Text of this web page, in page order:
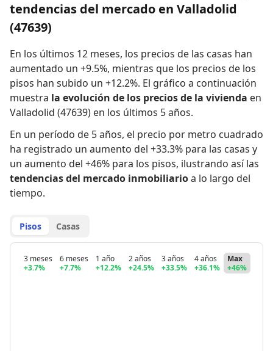
tendencias del mercado en Valladolid
(47639)
En los últimos 12 meses, los precios de las casas han
aumentado un +9.5%, mientras que los precios de los
pisos han subido un +12.2%. El gráfico a continuación
muestra la evolución de los precios de la vivienda en
Valladolid (47639) en los últimos 5 años.
En un período de 5 años, el precio por metro cuadrado
ha registrado un aumento del +33.3% para las casas y
un aumento del +46% para los pisos, ilustrando así las
tendencias del mercado inmobiliarioa lo largo del
tiempo.
Pisos Casas
3 meses
+3.7%
6 meses
+7.7%
1 año
+12.2%
2 años
+24.5%
3 años
+33.5%
4 años
+36.1%
Max
+46%